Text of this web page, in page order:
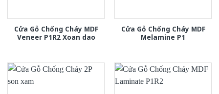
Cửa Gỗ Chống Cháy MDF
Veneer P1R2 Xoan dao
Cửa Gỗ Chống Cháy MDF
Melamine P1